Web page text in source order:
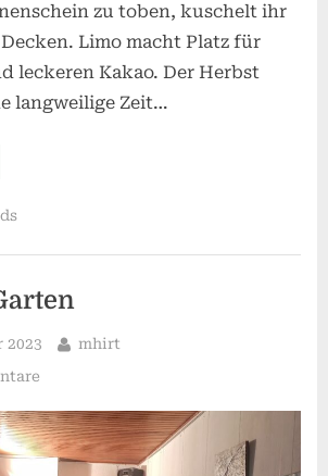
zu toben, kuschelt ihr
Limo macht Platz für
leckeren Kakao. Der Herbst
langweilige Zeit…
2023 By
mhirt
im
Garten